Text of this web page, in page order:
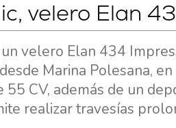
velero Elan
velero Elan 434
Marina Polesana,
55 CV, además de un
realizar travesías